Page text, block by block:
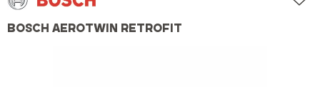
BOSCH AEROTWIN RETROFIT